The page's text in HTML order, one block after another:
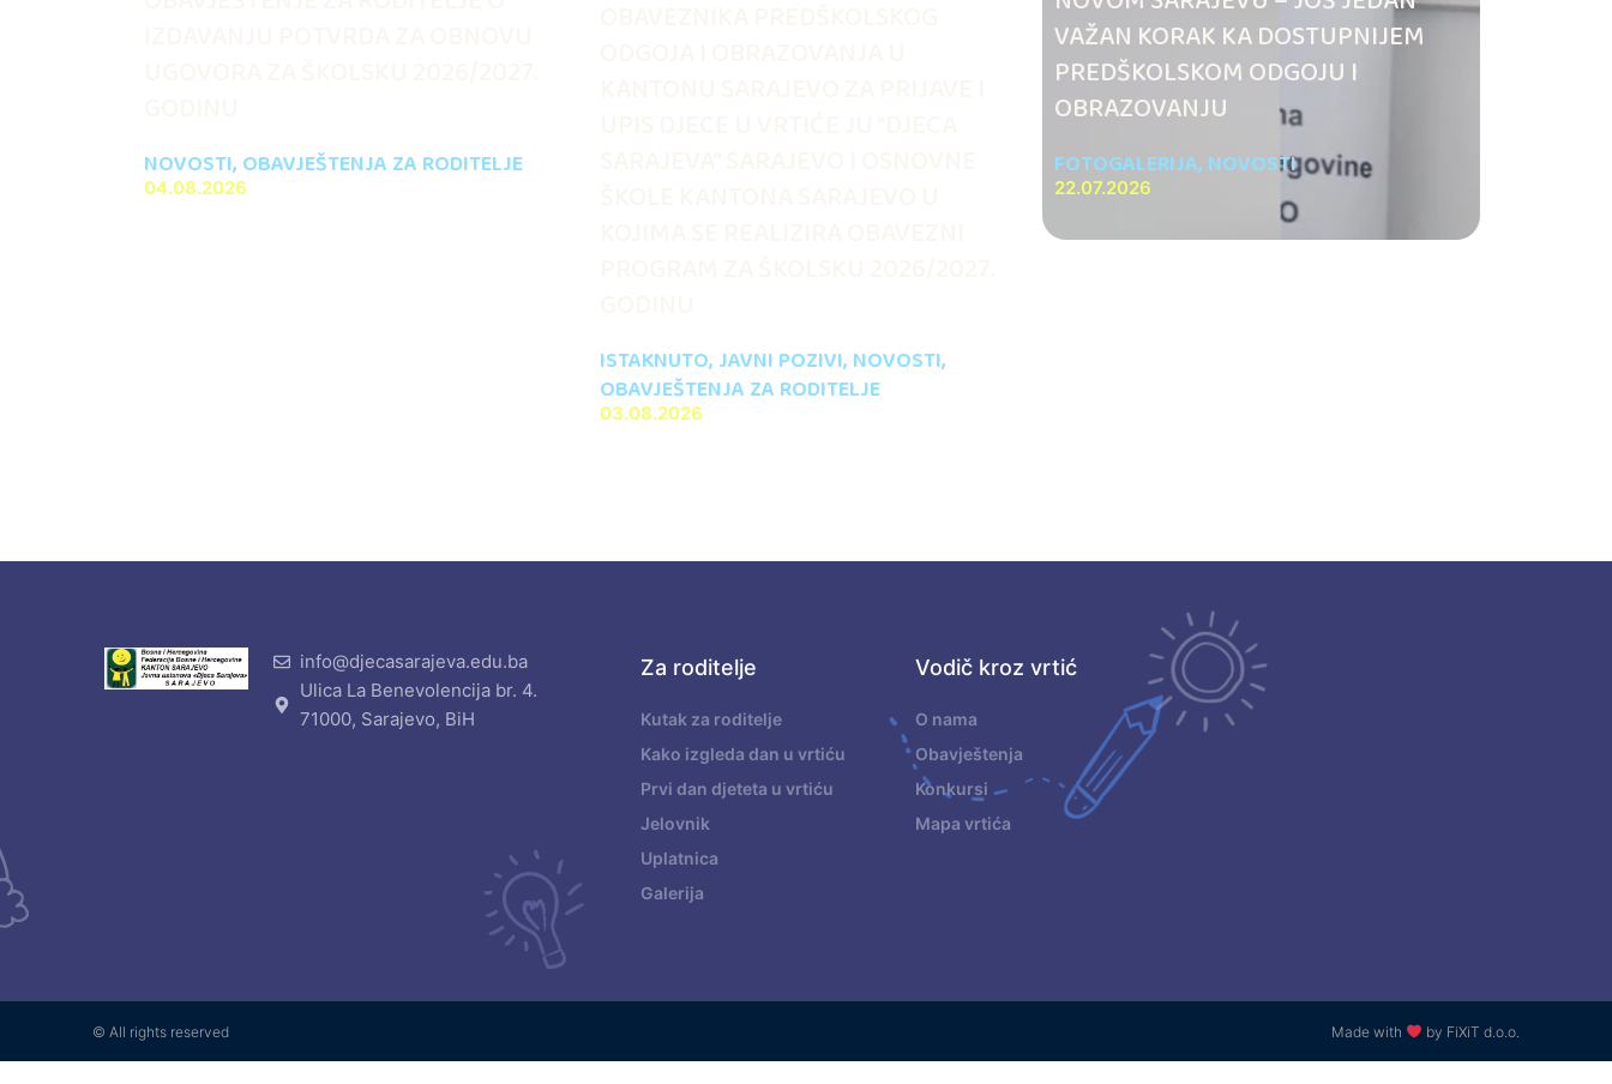
NOVOSTI, OBAVJEŠTENJA ZA RODITELJE
04.08.2026
ISTAKNUTO, JAVNI POZIVI, NOVOSTI,
OBAVJEŠTENJA ZA RODITELJE
03.08.2026
VAŽAN KORAK KA DOSTUPNIJEM
PREDŠKOLSKOM ODGOJU I
OBRAZOVANJU
FOTOGALERIJA, NOVOSTI
22.07.2026
info@djecasarajeva.edu.ba
Ulica La Benevolencija br. 4.
71000, Sarajevo, BiH
Za roditelje
Kutak za roditelje
Kako izgleda dan u vrtiću
Prvi dan djeteta u vrtiću
Jelovnik
Uplatnica
Galerija
Vodič kroz vrtić
O nama
Obavještenja
Konkursi
Mapa vrtića
© All rights reserved Made with by FiXiT d.o.o.